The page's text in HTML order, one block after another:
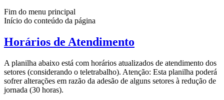
Fim do menu principal
Início do conteúdo da página
Horários de Atendimento
A planilha abaixo está com horários atualizados de atendimento dos
setores (considerando o teletrabalho). Atenção: Esta planilha poderá
sofrer alterações em razão da adesão de alguns setores à redução de
jornada (30 horas).